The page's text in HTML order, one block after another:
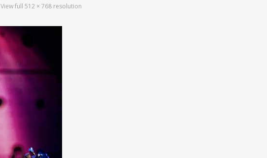
View full 512 × 768 resolution